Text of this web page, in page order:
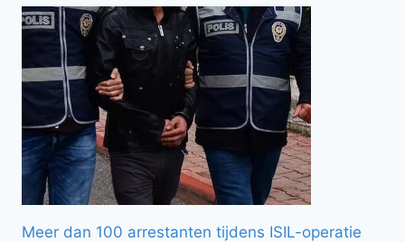
Meer dan 100 arrestanten tijdens ISIL-operatie